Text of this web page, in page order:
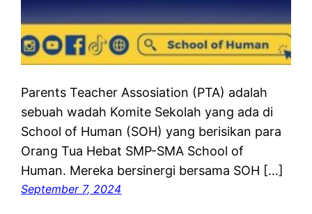
Parents Teacher Assosiation (PTA) adalah
sebuah wadah Komite Sekolah yang ada di
School of Human (SOH) yang berisikan para
Orang Tua Hebat SMP-SMA School of
Human. Mereka bersinergi bersama SOH […]
September 7, 2024